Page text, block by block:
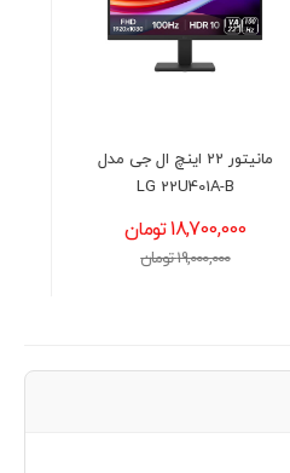
پردازنده اینتل مدل Intel Core
i3-13100F
22,900,000 تومان
23,500,000 تومان